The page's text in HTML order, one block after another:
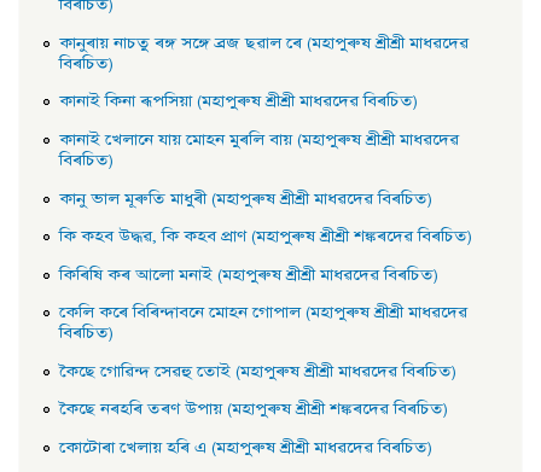
বিৰচিত)
কানুৰায় নাচতু ৰঙ্গ সঙ্গে ব্রজ ছৱাল ৰে (মহাপুৰুষ শ্ৰীশ্ৰী মাধৱদেৱ
বিৰচিত)
কানাই কিনা ৰূপসিয়া (মহাপুৰুষ শ্ৰীশ্ৰী মাধৱদেৱ বিৰচিত)
কানাই খেলানে যায় মােহন মুৰলি বায় (মহাপুৰুষ শ্ৰীশ্ৰী মাধৱদেৱ
বিৰচিত)
কানু ভাল মূৰুতি মাধুৰী (মহাপুৰুষ শ্ৰীশ্ৰী মাধৱদেৱ বিৰচিত)
কি কহব উদ্ধৱ, কি কহব প্রাণ (মহাপুৰুষ শ্ৰীশ্ৰী শঙ্কৰদেৱ বিৰচিত)
কিৰিষি কৰ আলাে মনাই (মহাপুৰুষ শ্ৰীশ্ৰী মাধৱদেৱ বিৰচিত)
কেলি কৰে বিৰিন্দাবনে মােহন গােপাল (মহাপুৰুষ শ্ৰীশ্ৰী মাধৱদেৱ
বিৰচিত)
কৈছে গােৱিন্দ সেৱহু তােই (মহাপুৰুষ শ্ৰীশ্ৰী মাধৱদেৱ বিৰচিত)
কৈছে নৰহৰি তৰণ উপায় (মহাপুৰুষ শ্ৰীশ্ৰী শঙ্কৰদেৱ বিৰচিত)
কোটোৰা খেলায় হৰি এ (মহাপুৰুষ শ্ৰীশ্ৰী মাধৱদেৱ বিৰচিত)